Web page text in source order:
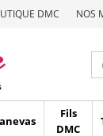
DMC NOS
Fils
DMC